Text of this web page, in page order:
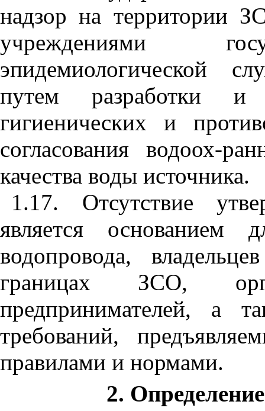
надзор на территории
учреждениями
эпидемиологической
путем разработки и
гигиенических и
согласования водоох-
качества воды источника.
1.17. Отсутствие
является основанием
водопровода,
границах ЗСО,
предпринимателей, а
требований,
правилами и нормами.
2.